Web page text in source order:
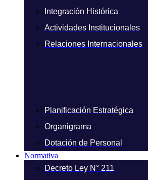
Integración Histórica
Actividades Institucionales
Relaciones Internacionales
Planificación Estratégica
Organigrama
Dotación de Personal
Normativa
Decreto Ley N° 211